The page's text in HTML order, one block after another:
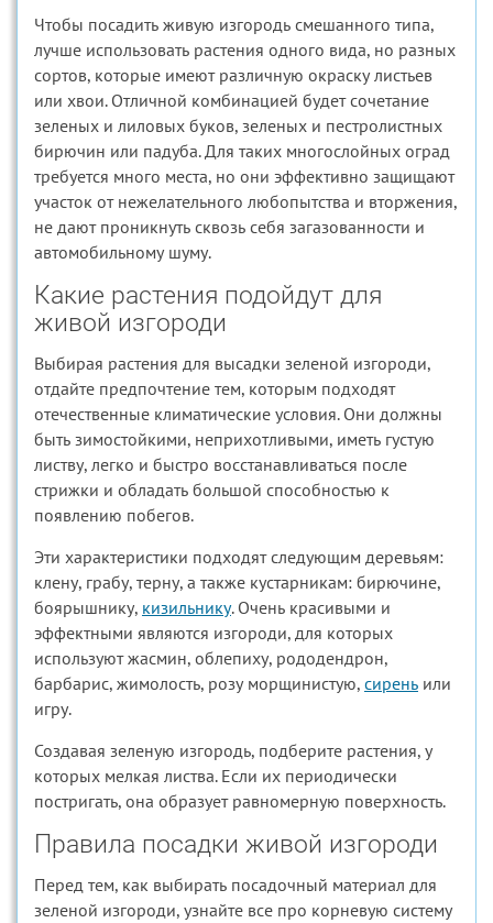
Чтобы посадить живую изгородь смешанного типа,
лучше использовать растения одного вида, но разных
сортов, которые имеют различную окраску листьев
или хвои. Отличной комбинацией будет сочетание
зеленых и лиловых буков, зеленых и пестролистных
бирючин или падуба. Для таких многослойных оград
требуется много места, но они эффективно защищают
участок от нежелательного любопытства и вторжения,
не дают проникнуть сквозь себя загазованности и
автомобильному шуму.
Какие растения подойдут для
живой изгороди
Выбирая растения для высадки зеленой изгороди,
отдайте предпочтение тем, которым подходят
отечественные климатические условия. Они должны
быть зимостойкими, неприхотливыми, иметь густую
листву, легко и быстро восстанавливаться после
стрижки и обладать большой способностью к
появлению побегов.
Эти характеристики подходят следующим деревьям:
клену, грабу, терну, а также кустарникам: бирючине,
боярышнику, кизильнику. Очень красивыми и
эффектными являются изгороди, для которых
используют жасмин, облепиху, рододендрон,
барбарис, жимолость, розу морщинистую, сирень или
игру.
Создавая зеленую изгородь, подберите растения, у
которых мелкая листва. Если их периодически
постригать, она образует равномерную поверхность.
Правила посадки живой изгороди
Перед тем, как выбирать посадочный материал для
зеленой изгороди, узнайте все про корневую систему